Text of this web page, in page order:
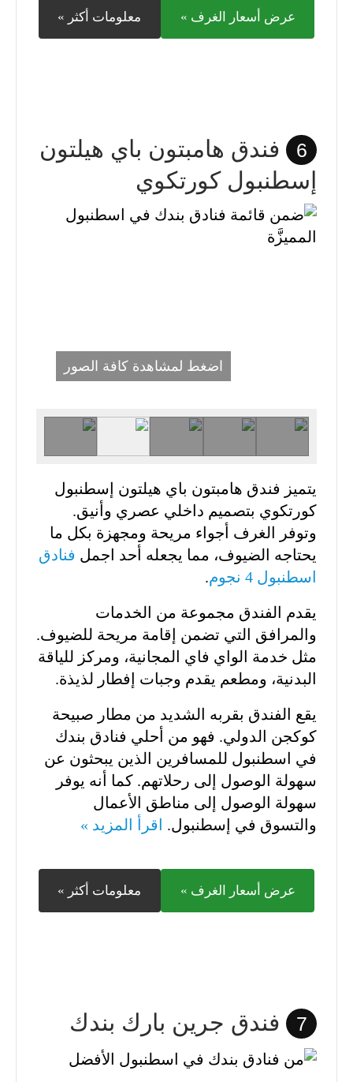
عرض أسعار الغرف » معلومات أكثر »
6
فندق هامبتون باي هيلتون
إسطنبول كورتكوي
اضغط لمشاهدة كافة الصور
يتميز فندق هامبتون باي هيلتون إسطنبول
كورتكوي بتصميم داخلي عصري وأنيق.
وتوفر الغرف أجواء مريحة ومجهزة بكل ما
يحتاجه الضيوف، مما يجعله أحد اجمل فنادق
اسطنبول 4 نجوم
.
يقدم الفندق مجموعة من الخدمات
والمرافق التي تضمن إقامة مريحة للضيوف.
مثل خدمة الواي فاي المجانية، ومركز للياقة
البدنية، ومطعم يقدم وجبات إفطار لذيذة.
يقع الفندق بقربه الشديد من مطار صبيحة
كوكجن الدولي. فهو من أحلي فنادق بندك
في اسطنبول للمسافرين الذين يبحثون عن
سهولة الوصول إلى رحلاتهم. كما أنه يوفر
سهولة الوصول إلى مناطق الأعمال
والتسوق في إسطنبول.
اقرأ المزيد »
عرض أسعار الغرف » معلومات أكثر »
7 فندق جرين بارك بندك